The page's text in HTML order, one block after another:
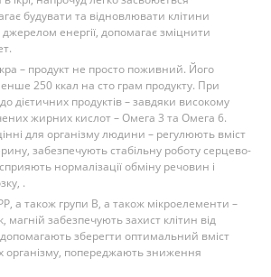
будувати та відновлювати клітини
енергії, допомагає зміцнити
– продукт не просто поживний. Його
250 ккал на сто грам продукту. При
дієтичних продуктів – завдяки високому
жирних кислот – Омега 3 та Омега 6.
для організму людини – регулюють вміст
забезпечують стабільну роботу серцево-
нормалізації обміну речовин і
.
а також групи B, а також мікроелементи –
магній забезпечують захист клітин від
допомагають зберегти оптимальний вміст
організму, попереджають зниження